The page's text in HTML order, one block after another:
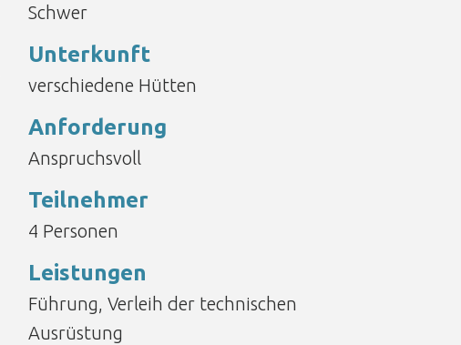
Schwer
Unterkunft
verschiedene Hütten
Anforderung
Anspruchsvoll
Teilnehmer
4 Personen
Leistungen
Führung, Verleih der technischen
Ausrüstung